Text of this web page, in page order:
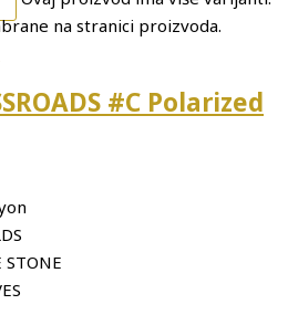
na stranici proizvoda.
#C Polarized